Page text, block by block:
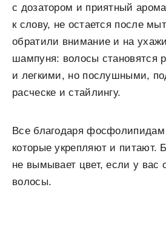
с дозатором и приятный
к слову, не остается после
обратили внимание и на
шампуня: волосы становятся
и легкими, но послушными,
расческе и стайлингу.
Все благодаря фосфолипидам
которые укрепляют и питают.
не вымывает цвет, если у вас
волосы.